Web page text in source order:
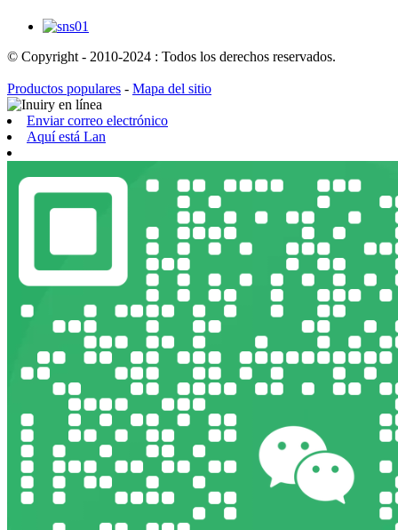
© Copyright - 2010-2024 : Todos los derechos reservados.
Productos populares - Mapa del sitio
Enviar correo electrónico
Aquí está Lan